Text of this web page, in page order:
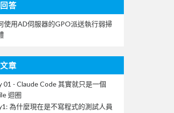
答
使用AD伺服器的GPO派送執行弱掃
章
01 - Claude Code 其實就只是一個
迴圈
為什麼現在是不寫程式的測試人員